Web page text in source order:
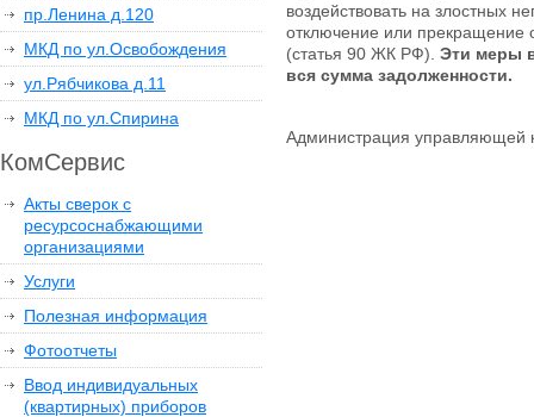
пр.Ленина д.120
МКД по ул.Освобождения
ул.Рябчикова д.11
МКД по ул.Спирина
КомСервис
Акты сверок с
ресурсоснабжающими
организациями
Услуги
Полезная информация
Фотоотчеты
Ввод индивидуальных
(квартирных) приборов
воздействовать на злостных
отключение или прекращение
(статья 90 ЖК РФ). Эти меры
вся сумма задолженности.
Администрация